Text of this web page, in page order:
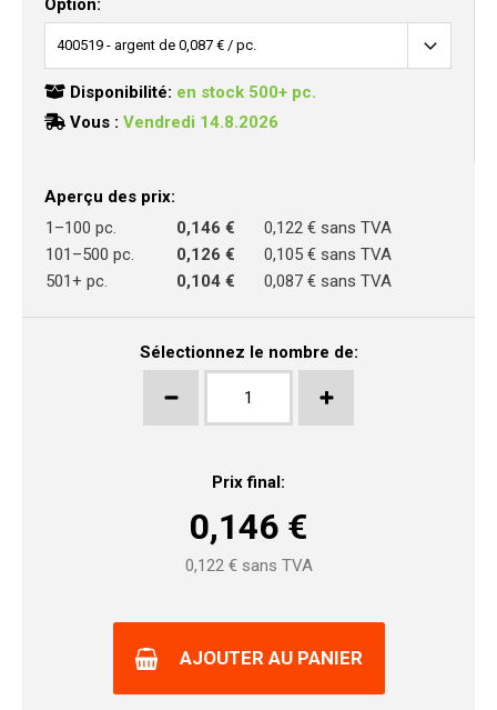
Option:
Disponibilité: en stock 500+ pc.
Vous : Vendredi 14.8.2026
Aperçu des prix:
1–100 pc.
0,146 €
0,122 € sans TVA
101–500 pc.
0,126 €
0,105 € sans TVA
501+ pc.
0,104 € 0,087 € sans TVA
Sélectionnez le nombre de:
Prix final:
0,146 €
0,122€ sans TVA
AJOUTER AU PANIER